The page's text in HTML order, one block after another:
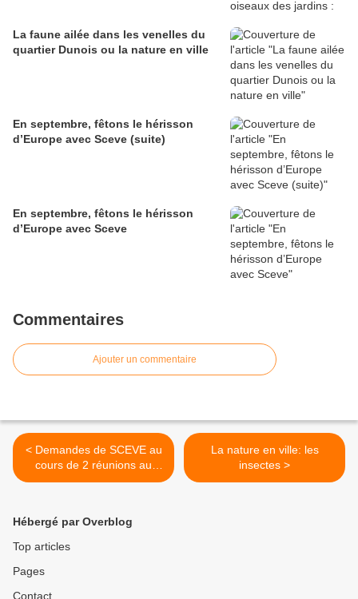
La faune ailée dans les venelles du
quartier Dunois ou la nature en ville
En septembre, fêtons le hérisson
d’Europe avec Sceve (suite)
En septembre, fêtons le hérisson
d’Europe avec Sceve
Commentaires
Ajouter un commentaire
< Demandes de SCEVE au
cours de 2 réunions au
début de l’Etude globale sur
en 2013
La nature en ville: les
insectes >
Hébergé par Overblog
Top articles
Pages
Contact